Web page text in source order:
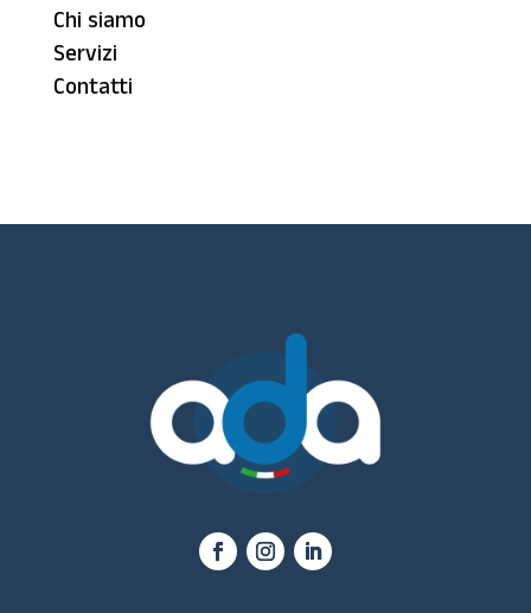
Chi siamo
Servizi
Contatti